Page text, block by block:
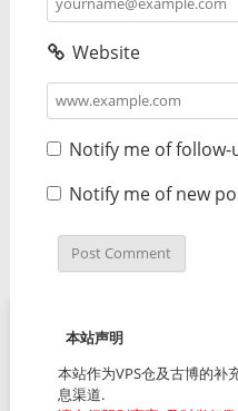
Website
Notify me of
Notify me of new
本站声明
本站作为VPS仓及古博的补
息渠道.